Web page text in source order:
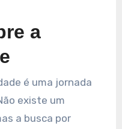
a
é uma jornada
existe um
a busca por